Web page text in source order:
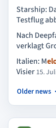
Starship:
Testflug
Nach
verklagt
Italien: M
Visier 15.
Older news